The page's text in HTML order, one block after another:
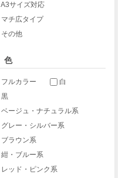
A3サイズ対応
マチ広タイプ
その他
色
フルカラー
白
黒
ベージュ・ナチュラル系
グレー・シルバー系
ブラウン系
紺・ブルー系
レッド・ピンク系